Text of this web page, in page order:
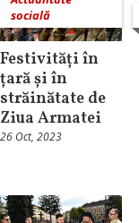
socială
Festivități în
țară și în
străinătate de
Ziua Armatei
26 Oct, 2023